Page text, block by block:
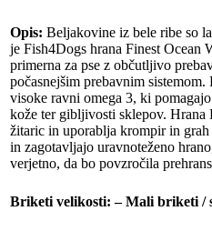
14,00 €
do
75,00 €
Opis: Beljakovine iz bele ribe so
je Fish4Dogs hrana Finest Ocean
primerna za pse z občutljivo
počasnejšim prebavnim
visoke ravni omega 3, ki
kože ter gibljivosti sklepov. Hrana
žitaric in uporablja krompir in
in zagotavljajo uravnoteženo
verjetno, da bo povzročila
Briketi velikosti: – Mali briketi /